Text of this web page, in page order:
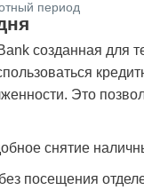
период
созданная для
Это
снятие
посещения